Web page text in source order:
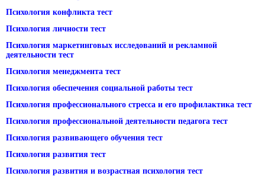
Психология конфликта тест
Психология личности тест
Психология маркетинговых исследований и рекламной
деятельности тест
Психология менеджмента тест
Психология обеспечения социальной работы тест
Психология профессионального стресса и его профилактика тест
Психология профессиональной деятельности педагога тест
Психология развивающего обучения тест
Психология развития тест
Психология развития и возрастная психология тест